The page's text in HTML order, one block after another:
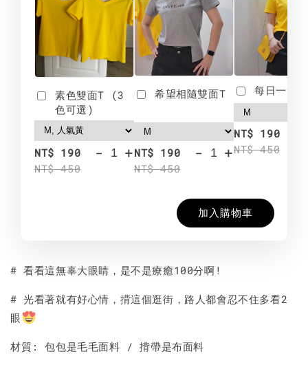
素色雙面T (3
色可選)
NT$ 190
NT$ 450
- +
希望相隨雙面T
NT$ 190
NT$ 450
- +
每日一笑
NT$ 190
NT$ 450
加入購物車
# 看看這無辜大眼睛，是不是療癒100分啊!
# 光看著就有好心情，揹這個逛街，路人都會忍不住多看2
眼
材質: 包包是毛毛面料 / 揹帶是布面料